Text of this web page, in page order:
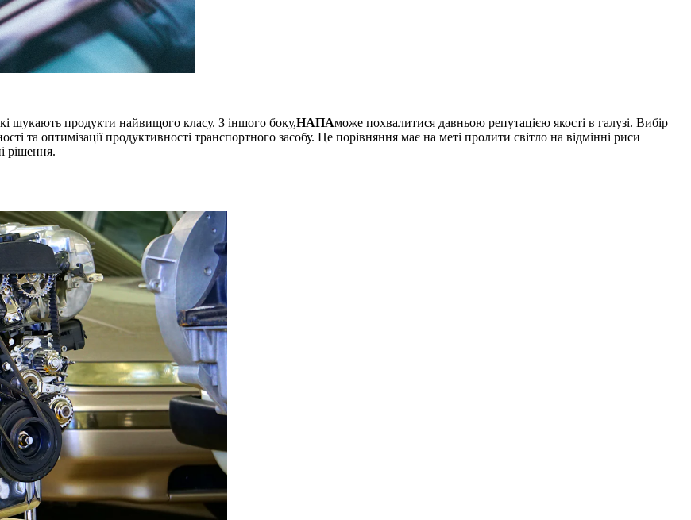
шукають продукти найвищого класу. З іншого боку,НАПАможе похвалитися давньою репутацією якості в галузі. Вибір
та оптимізації продуктивності транспортного засобу. Це порівняння має на меті пролити світло на відмінні риси
рішення.